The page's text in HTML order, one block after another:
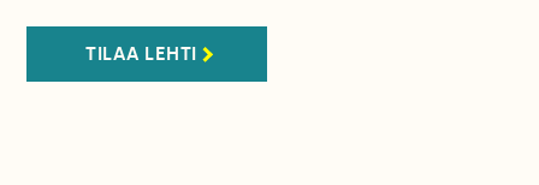
TILAA LEHTI